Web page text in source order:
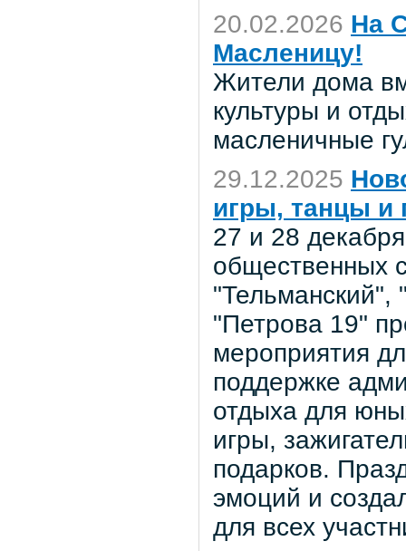
20.02.2026 На
Масленицу!
Жители дома
культуры и
масленичные
29.12.2025
игры, танцы и
27 и 28
общественных
"Тельманский",
"Петрова 19"
мероприятия
поддержке
отдыха для
игры,
подарков.
эмоций и
для всех